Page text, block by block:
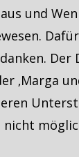
und
Der
‚Marga